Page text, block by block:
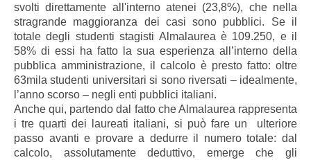
svolti direttamente all'interno atenei (23,8%), che nella
stragrande maggioranza dei casi sono pubblici. Se il
totale degli studenti stagisti Almalaurea è 109.250, e il
58% di essi ha fatto la sua esperienza all’interno della
pubblica amministrazione, il calcolo è presto fatto: oltre
63mila studenti universitari si sono riversati – idealmente,
l’anno scorso – negli enti pubblici italiani.
Anche qui, partendo dal fatto che Almalaurea rappresenta
i tre quarti dei laureati italiani, si può fare un ulteriore
passo avanti e provare a dedurre il numero totale: dal
calcolo, assolutamente deduttivo, emerge che gli